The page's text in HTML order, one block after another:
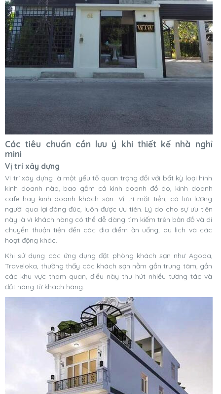
Các tiêu chuẩn cần lưu ý khi thiết kế nhà nghỉ
mini
Vị trí xây dựng
Vị trí xây dựng là một yếu tố quan trọng đối với bất kỳ loại hình
kinh doanh nào, bao gồm cả kinh doanh đồ áo, kinh doanh
cafe hay kinh doanh khách sạn. Vị trí mặt tiền, có lưu lượng
người qua lại đông đúc, luôn được ưu tiên. Lý do cho sự ưu tiên
này là vì khách hàng có thể dễ dàng tìm kiếm trên bản đồ và di
chuyển thuận tiện đến các địa điểm ăn uống, du lịch và các
hoạt động khác.
Khi sử dụng các ứng dụng đặt phòng khách sạn như Agoda,
Traveloka, thường thấy các khách sạn nằm gần trung tâm, gần
các khu vực tham quan, điều này thu hút nhiều tương tác và
đặt hàng từ khách hàng.